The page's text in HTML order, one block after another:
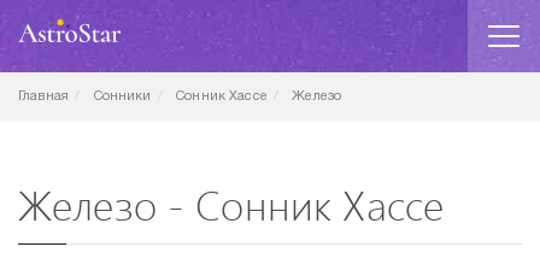
Главная Сонники Сонник Хассе Железо
Железо - Сонник Хассе